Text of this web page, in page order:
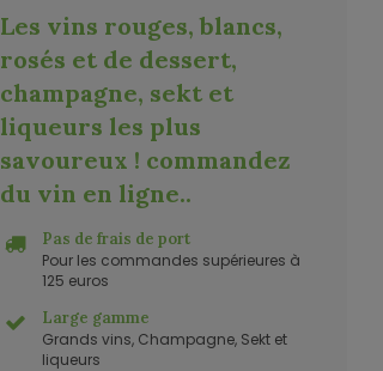
Les vins rouges, blancs,
rosés et de dessert,
champagne, sekt et
liqueurs les plus
savoureux ! commandez
du vin en ligne..
Pas de frais de port
Pour les commandes supérieures à
125 euros
Large gamme
Grands vins, Champagne, Sekt et
liqueurs